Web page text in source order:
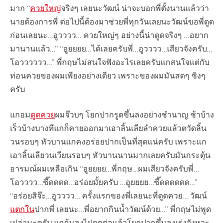
มาก “ควยใหญ่จริงๆ เลยนะวัฒน์ น่าจะบอกพี่ตั้งนานแล้วว่า
นายต้องการพี่ ต่อไปนี้ต้องมาช่วยพี่ทุกวันเลยนะวัฒน์ขอพี่ดูด
ก่อนเลยนะ…อูวววว… ควยใหญ่ๆ อย่างนี้น่าดูดจริงๆ …อยาก
มานานแล้ว…” “อูยยยย…ได้เลยครับพี่…อูวววว…เสียวจังครับ…
โอวววววว…” พี่กฤษไม่สนใจฟังอะไรเลยครับแกสนใจแต่กับ
ท่อนควยของผมเพียงอย่างเดียว เพราะของผมมันสดๆ ซิงๆ
ครับ
แกอมดูดควยผมจ๊วบๆ โยกปากรูดขึ้นลงอย่างชำนาญ ช้าบ้าง
เร็วบ้างบางทีแกก็คายออกมาเอาลิ้นเลียลำควยแล้วตวัดลิ้น
วนรอบๆ หัวบานแกคงอร่อยปากเป็นที่สุดแน่ครับ เพราะแก
เอาลิ้นเลียวนเวียนรอบๆ หัวบานนานมากเลยครับมันกระตุ้น
อารมณ์ผมเหลือเกิน “อูยยยย…พี่กฤษ…ผมเสียวจังครับพี่…
โอวววว…ซี๊ดดดด…อร่อยมั้ยครับ …อูยยยย…ซี๊ดดดดดด…”
“อร่อยสิจ๊ะ…อูวววว… ครั้งแรกของพี่เลยนะที่ดูดควย… วัฒน์
แตกในปากพี่ เลยนะ…พี่อยากกินน้ำวัฒน์ด้วย…” พี่กฤษไม่พูด